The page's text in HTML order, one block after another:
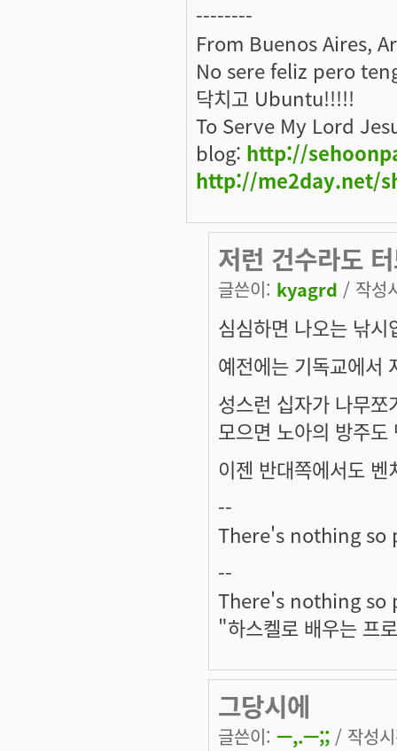
--------
From Buenos Aires,
No sere feliz pero
닥치고 Ubuntu!!!!!
To Serve My Lord
blog: http://
http://me2day.net/
저런 건수라도
글쓴이: kyagrd / 작성
심심하면 나오는 낚시
예전에는 기독교에서
성스런 십자가 나무
모으면 노아의 방주도
이젠 반대쪽에서도 벤
--
There's nothing so
--
There's nothing so
"하스켈로 배우는 프
그당시에
글쓴이: ㅡ,.ㅡ;; / 작성